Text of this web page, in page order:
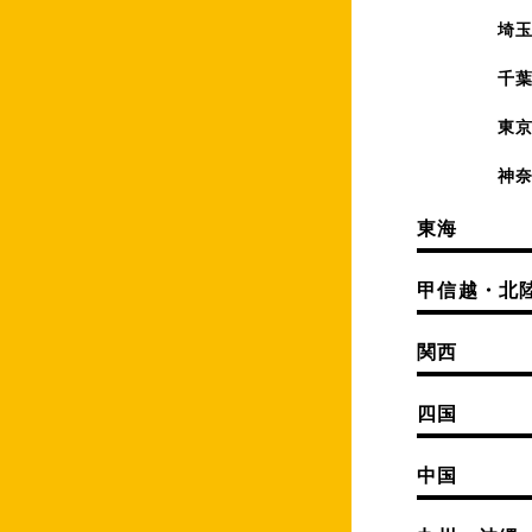
埼
千
東
神
東海
甲信越・北
関西
四国
中国